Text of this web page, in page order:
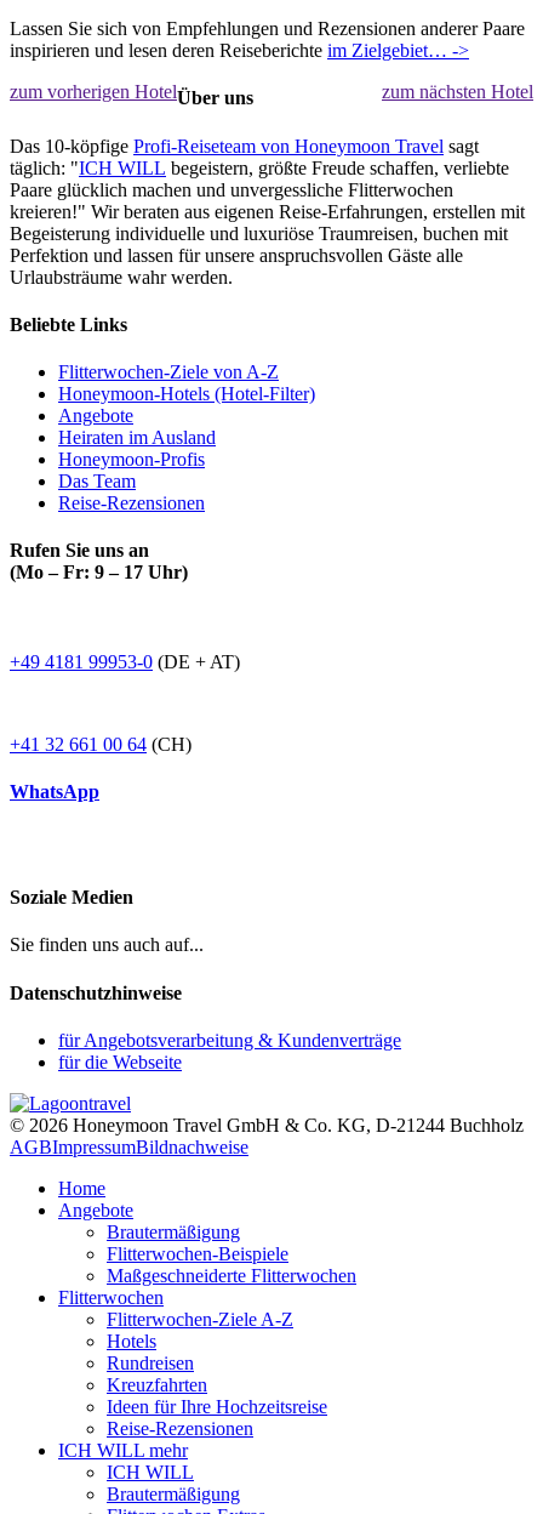
Lassen Sie sich von Empfehlungen und Rezensionen anderer Paare
inspirieren und lesen deren Reiseberichte im Zielgebiet… ->
zum vorherigen Hotel
zum nächsten Hotel
Über uns
Das 10-köpfige Profi-Reiseteam von Honeymoon Travel sagt
täglich: "ICH WILL begeistern, größte Freude schaffen, verliebte
Paare glücklich machen und unvergessliche Flitterwochen
kreieren!" Wir beraten aus eigenen Reise-Erfahrungen, erstellen mit
Begeisterung individuelle und luxuriöse Traumreisen, buchen mit
Perfektion und lassen für unsere anspruchsvollen Gäste alle
Urlaubsträume wahr werden.
Beliebte Links
Flitterwochen-Ziele von A-Z
Honeymoon-Hotels (Hotel-Filter)
Angebote
Heiraten im Ausland
Honeymoon-Profis
Das Team
Reise-Rezensionen
Rufen Sie uns an
(Mo – Fr: 9 – 17 Uhr)
+49 4181 99953-0 (DE + AT)
+41 32 661 00 64 (CH)
WhatsApp
Soziale Medien
Sie finden uns auch auf...
Datenschutzhinweise
für Angebotsverarbeitung & Kundenverträge
für die Webseite
© 2026 Honeymoon Travel GmbH & Co. KG, D-21244 Buchholz
AGBImpressumBildnachweise
Home
Angebote
Brautermäßigung
Flitterwochen-Beispiele
Maßgeschneiderte Flitterwochen
Flitterwochen
Flitterwochen-Ziele A-Z
Hotels
Rundreisen
Kreuzfahrten
Ideen für Ihre Hochzeitsreise
Reise-Rezensionen
ICH WILL mehr
ICH WILL
Brautermäßigung